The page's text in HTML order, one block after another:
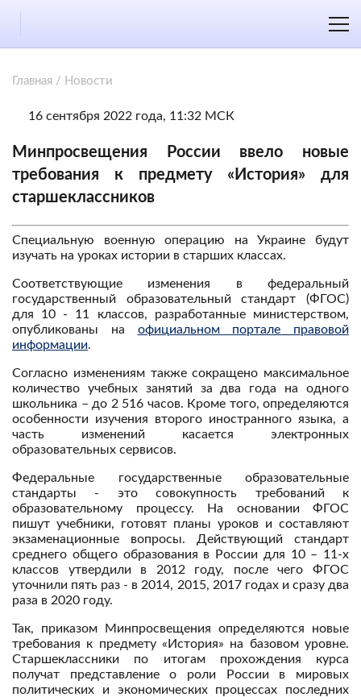
Главная / Новости
16 сентября 2022 года, 11:32 МСК
Минпросвещения России ввело новые
требования к предмету «История» для
старшеклассников
Специальную военную операцию на Украине будут
изучать на уроках истории в старших классах.
Соответствующие изменения в федеральный
государственный образовательный стандарт (ФГОС)
для 10 - 11 классов, разработанные министерством,
опубликованы на официальном портале правовой
информации.
Согласно изменениям также сокращено максимальное
количество учебных занятий за два года на одного
школьника – до 2 516 часов. Кроме того, определяются
особенности изучения второго иностранного языка, а
часть изменений касается электронных
образовательных сервисов.
Федеральные государственные образовательные
стандарты - это совокупность требований к
образовательному процессу. На основании ФГОС
пишут учебники, готовят планы уроков и составляют
экзаменационные вопросы. Действующий стандарт
среднего общего образования в России для 10 – 11-х
классов утвердили в 2012 году, после чего ФГОС
уточнили пять раз - в 2014, 2015, 2017 годах и сразу два
раза в 2020 году.
Так, приказом Минпросвещения определяются новые
требования к предмету «История» на базовом уровне.
Старшеклассники по итогам прохождения курса
получат представление о роли России в мировых
политических и экономических процессах последних